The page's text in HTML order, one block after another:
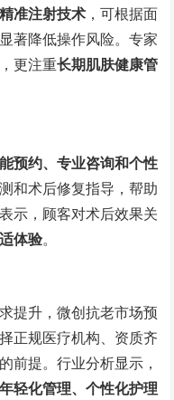
准注射技术 ，可根据面
著降低操作风险。专家
更注重长期肌肤健康管
预约、专业咨询和个性
和术后修复指导，帮助
示，顾客对术后效果关
体验。
提升，微创抗老市场预
正规医疗机构、资质齐
前提。行业分析显示，
轻化管理、个性化护理